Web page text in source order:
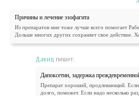
Причины и лечение эзофагита
Из препаратов мне тоже лучше всего помогает
Дольше многих других сохраняет свое действие.
Давид пишет:
Дапоксетин, задержка
Препарат хороший, продлевающий.
долго, поможет. Если надо несколько